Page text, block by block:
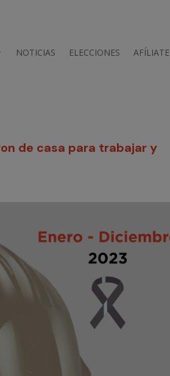
NOTICIAS ELECCIONES AFÍLIATE
de casa para trabajar y